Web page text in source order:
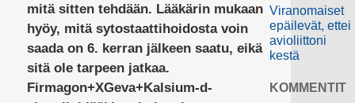
mitä sitten tehdään. Lääkärin mukaan
hyöy, mitä sytostaattihoidosta voin
saada on 6. kerran jälkeen saatu, eikä
sitä ole tarpeen jatkaa.
Firmagon+XGeva+Kalsium-d-
Viranomaiset
epäilevät, ettei
avioliittoni
kestä
KOMMENTIT